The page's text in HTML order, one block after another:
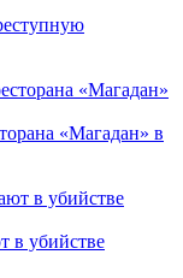
«Магадан» в
в убийстве